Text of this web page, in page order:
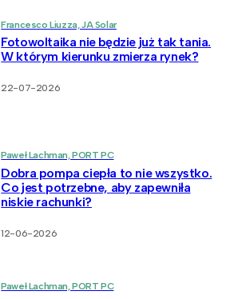
Francesco Liuzza, JA Solar
Fotowoltaika nie będzie już tak tania.
W którym kierunku zmierza rynek?
22-07-2026
Paweł Lachman, PORT PC
Dobra pompa ciepła to nie wszystko.
Co jest potrzebne, aby zapewniła
niskie rachunki?
12-06-2026
Paweł Lachman, PORT PC